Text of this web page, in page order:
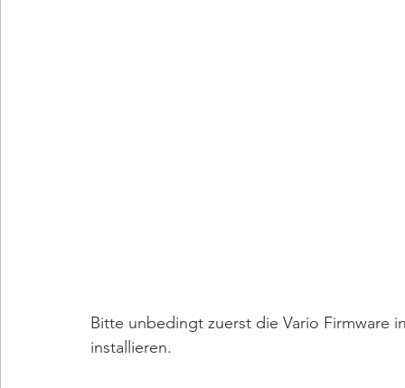
Bitte unbedingt zuerst die Vario Firmware
installieren.